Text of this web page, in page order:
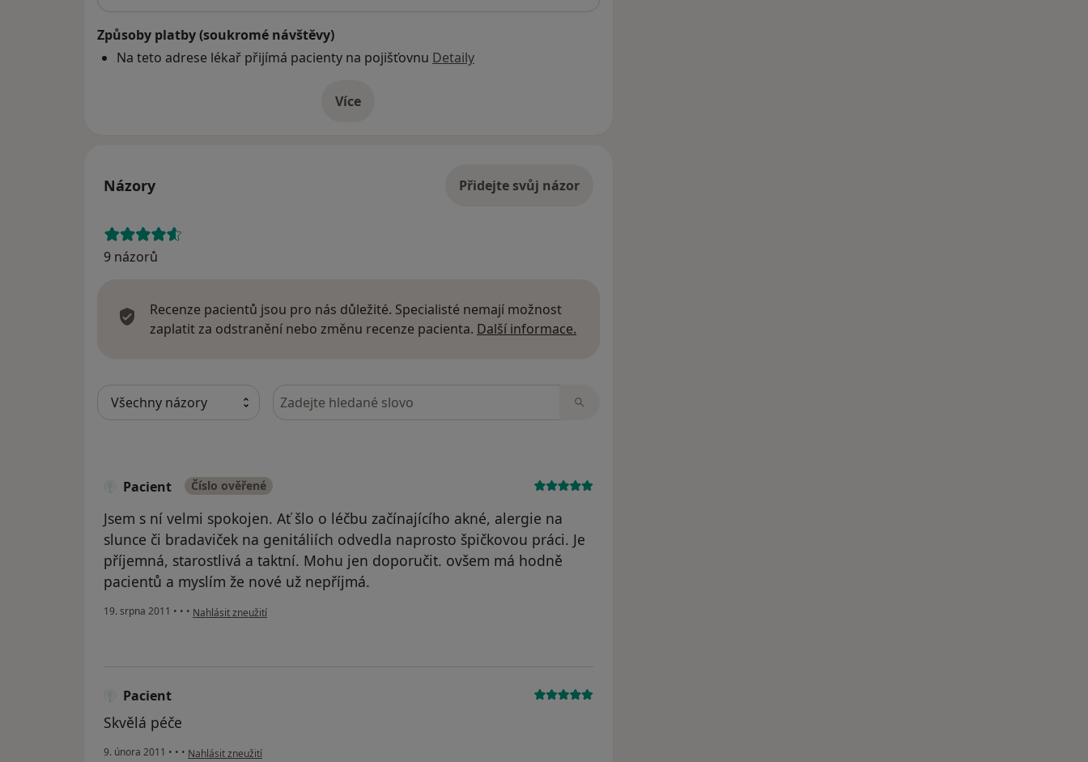
Způsoby platby (soukromé návštěvy)
Na teto adrese lékař přijímá pacienty na pojišťovnu Detaily
Víceo adrese
Názory Přidejte svůj názor
9 názorů
Recenze pacientů jsou pro nás důležité. Specialisté nemají možnost
zaplatit za odstranění nebo změnu recenze pacienta. Další informace.
Hledejte v názorech
Pacient Číslo ověřené
Jsem s ní velmi spokojen. Ať šlo o léčbu začínajícího akné, alergie na
slunce či bradaviček na genitáliích odvedla naprosto špičkovou práci. Je
příjemná, starostlivá a taktní. Mohu jen doporučit. ovšem má hodně
pacientů a myslím že nové už nepříjmá.
19. srpna 2011 • • • podle názoru uživatele Pacient
Nahlásit zneužití
Pacient
Skvělá péče
9. února 2011 • • • podle názoru uživatele Pacient
Nahlásit zneužití